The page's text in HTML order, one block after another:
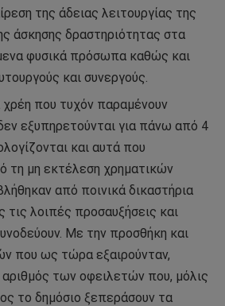
της άδειας λειτουργίας της
άσκησης δραστηριότητας στα
φυσικά πρόσωπα καθώς και
και συνεργούς.
χρέη που τυχόν παραμένουν
εξυπηρετούνται για πάνω από 4
και αυτά που
τη μη εκτέλεση χρηματικών
από ποινικά δικαστήρια
τις λοιπές προσαυξήσεις και
Με την προσθήκη και
που ως τώρα εξαιρούνταν,
αριθμός των οφειλετών που, μόλις
το δημόσιο ξεπεράσουν τα